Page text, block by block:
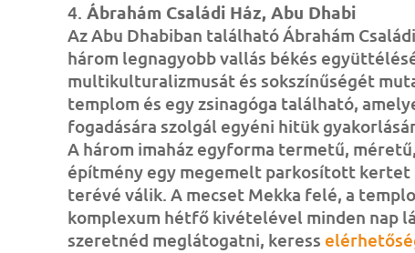
4. Ábrahám Családi Ház, Abu Dhabi
Az Abu Dhabiban található Ábrahám
három legnagyobb vallás békés
multikulturalizmusát és sokszínűségét
templom és egy zsinagóga található,
fogadására szolgál egyéni hitük
A három imaház egyforma termetű,
építmény egy megemelt parkosított kertet
terévé válik. A mecset Mekka felé, a
komplexum hétfő kivételével minden nap
szeretnéd meglátogatni, keress